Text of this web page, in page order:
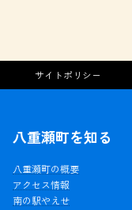
サイトポリシー
八重瀬町を知る
八重瀬町の概要
アクセス情報
南の駅やえせ